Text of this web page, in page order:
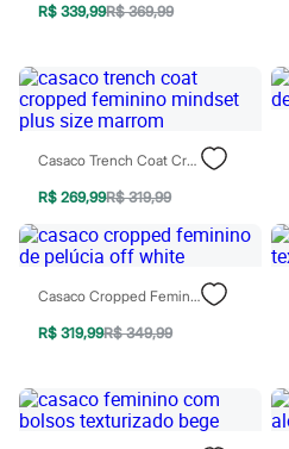
Roupas
Calças
Camisetas e Regatas
Casacos e Jaquetas
Polos
Acessórios
Bolsas e Mochilas
Chapéus e Bonés
Cintos
Carteiras
Óculos
Calçados
Sapatos
Sandálias e Papetes
R$ 339,99R$ 369,99
Casaco Trench Coat Cropped Feminino Mindset Plus Size Marrom
R$ 269,99R$ 319,99
Casaco Cropped Feminino De Pelúcia Off White
R$ 319,99R$ 349,99